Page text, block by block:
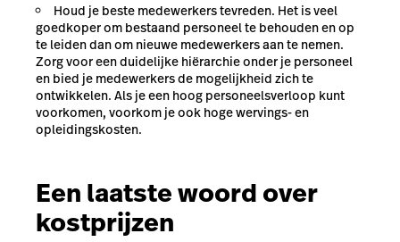
Houd je beste medewerkers tevreden. Het is veel
goedkoper om bestaand personeel te behouden en op
te leiden dan om nieuwe medewerkers aan te nemen.
Zorg voor een duidelijke hiërarchie onder je personeel
en bied je medewerkers de mogelijkheid zich te
ontwikkelen. Als je een hoog personeelsverloop kunt
voorkomen, voorkom je ook hoge wervings- en
opleidingskosten.
Een laatste woord over
kostprijzen